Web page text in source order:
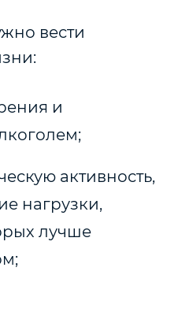
вести
и
активность,
нагрузки,
лучше
;